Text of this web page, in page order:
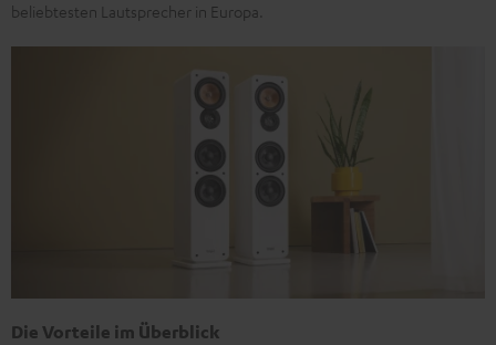
beliebtesten Lautsprecher in Europa.
Die Vorteile im Überblick